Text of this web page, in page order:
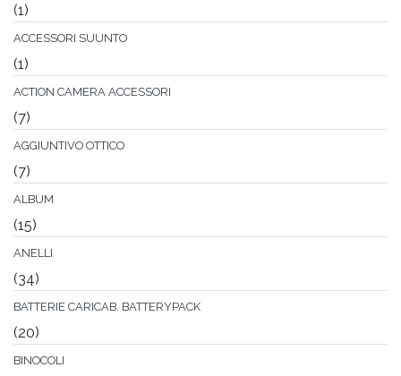
(1)
ACCESSORI SUUNTO
(1)
ACTION CAMERA ACCESSORI
(7)
AGGIUNTIVO OTTICO
(7)
ALBUM
(15)
ANELLI
(34)
BATTERIE CARICAB. BATTERYPACK
(20)
BINOCOLI